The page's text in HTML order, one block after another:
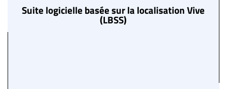
Suite logicielle basée sur la localisation Vive
(LBSS)